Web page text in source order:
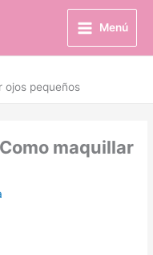
Menú
ojos pequeños
maquillar